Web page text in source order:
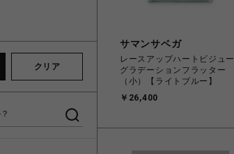
クリア
サマンサベガ
レースアップハートビジュー
グラデーションフラッター
（小）【ライトブルー】
￥26,400